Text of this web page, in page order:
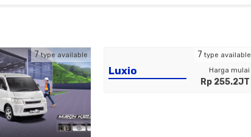
7type available
Luxio Harga mulai
Rp 255.2JT
7type available